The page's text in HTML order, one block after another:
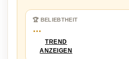
🏆 BELIEBTHEIT
…
TREND
ANZEIGEN